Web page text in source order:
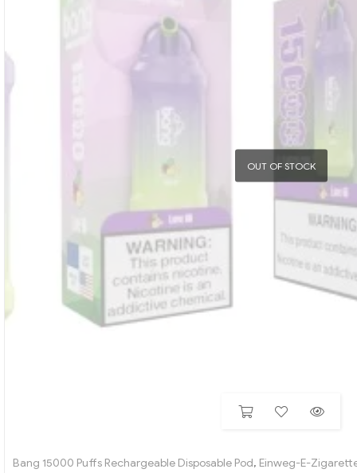
OUT OF STOCK
Bang 15000 Puffs Rechargeable Disposable Pod, Einweg-E-